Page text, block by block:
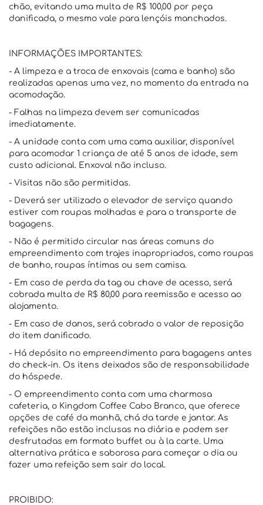
chão, evitando uma multa de R$ 100,00 por peça
danificada, o mesmo vale para lençóis manchados.
INFORMAÇÕES IMPORTANTES:
- A limpeza e a troca de enxovais (cama e banho) são
realizadas apenas uma vez, no momento da entrada na
acomodação.
- Falhas na limpeza devem ser comunicadas
imediatamente.
- A unidade conta com uma cama auxiliar, disponível
para acomodar 1 criança de até 5 anos de idade, sem
custo adicional. Enxoval não incluso.
- Visitas não são permitidas.
- Deverá ser utilizado o elevador de serviço quando
estiver com roupas molhadas e para o transporte de
bagagens.
- Não é permitido circular nas áreas comuns do
empreendimento com trajes inapropriados, como roupas
de banho, roupas íntimas ou sem camisa.
- Em caso de perda da tag ou chave de acesso, será
cobrada multa de R$ 80,00 para reemissão e acesso ao
alojamento.
- Em caso de danos, será cobrado o valor de reposição
do item danificado.
- Há depósito no empreendimento para bagagens antes
do check-in. Os itens deixados são de responsabilidade
do hóspede.
- O empreendimento conta com uma charmosa
cafeteria, o Kingdom Coffee Cabo Branco, que oferece
opções de café da manhã, chá da tarde e jantar. As
refeições não estão inclusas na diária e podem ser
desfrutadas em formato buffet ou à la carte. Uma
alternativa prática e saborosa para começar o dia ou
fazer uma refeição sem sair do local.
PROIBIDO: